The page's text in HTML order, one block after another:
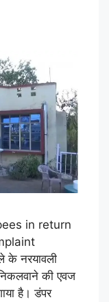
in return
नरयावली
की एवज
है। डंपर